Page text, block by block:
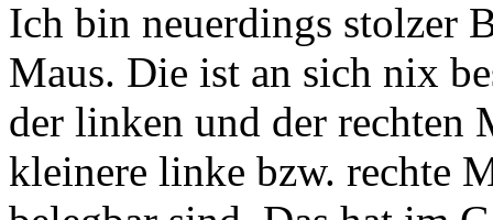
Ich bin neuerdings stolzer
Maus. Die ist an sich nix
der linken und der rechten
kleinere linke bzw. rechte